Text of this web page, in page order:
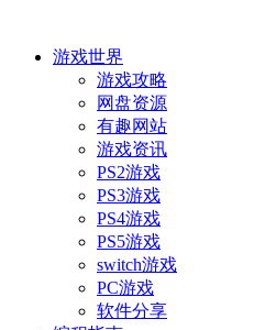
游戏世界
游戏攻略
网盘资源
有趣网站
游戏资讯
PS2游戏
PS3游戏
PS4游戏
PS5游戏
switch游戏
PC游戏
软件分享